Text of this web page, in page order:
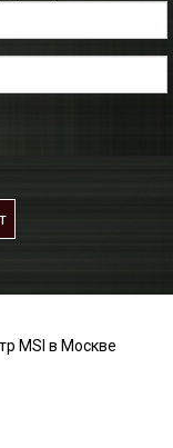
MSI в Москве